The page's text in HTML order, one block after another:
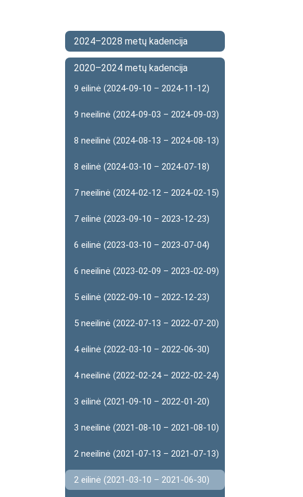
2024–2028 metų kadencija
2020–2024 metų kadencija
9 eilinė (2024-09-10 – 2024-11-12)
9 neeilinė (2024-09-03 – 2024-09-03)
8 neeilinė (2024-08-13 – 2024-08-13)
8 eilinė (2024-03-10 – 2024-07-18)
7 neeilinė (2024-02-12 – 2024-02-15)
7 eilinė (2023-09-10 – 2023-12-23)
6 eilinė (2023-03-10 – 2023-07-04)
6 neeilinė (2023-02-09 – 2023-02-09)
5 eilinė (2022-09-10 – 2022-12-23)
5 neeilinė (2022-07-13 – 2022-07-20)
4 eilinė (2022-03-10 – 2022-06-30)
4 neeilinė (2022-02-24 – 2022-02-24)
3 eilinė (2021-09-10 – 2022-01-20)
3 neeilinė (2021-08-10 – 2021-08-10)
2 neeilinė (2021-07-13 – 2021-07-13)
2 eilinė (2021-03-10 – 2021-06-30)